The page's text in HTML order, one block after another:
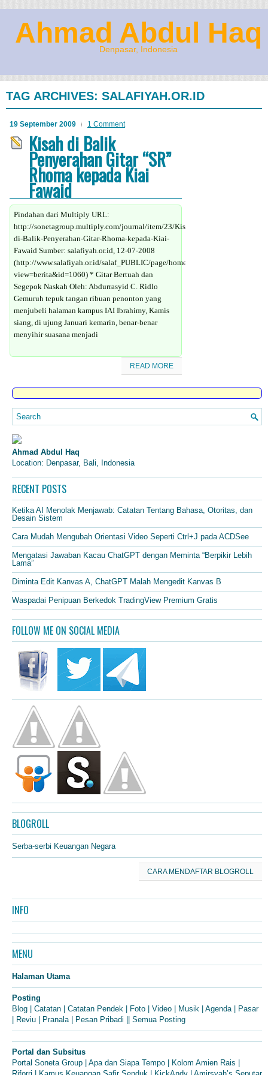
Ahmad Abdul Haq
Denpasar, Indonesia
TAG ARCHIVES: SALAFIYAH.OR.ID
19 September 2009 1 Comment
Kisah di Balik
Penyerahan Gitar “SR”
Rhoma kepada Kiai
Fawaid
Pindahan dari Multiply URL:
http://sonetagroup.multiply.com/journal/item/23/Kisah-
di-Balik-Penyerahan-Gitar-Rhoma-kepada-Kiai-
Fawaid Sumber: salafiyah.or.id, 12-07-2008
(http://www.salafiyah.or.id/salaf_PUBLIC/page/home/view.php?
view=berita&id=1060) * Gitar Bertuah dan
Segepok Naskah Oleh: Abdurrasyid C. Ridlo
Gemuruh tepuk tangan ribuan penonton yang
menjubeli halaman kampus IAI Ibrahimy, Kamis
siang, di ujung Januari kemarin, benar-benar
menyihir suasana menjadi
READ MORE
Ahmad Abdul Haq
Location: Denpasar, Bali, Indonesia
RECENT POSTS
Ketika AI Menolak Menjawab: Catatan Tentang Bahasa, Otoritas, dan
Desain Sistem
Cara Mudah Mengubah Orientasi Video Seperti Ctrl+J pada ACDSee
Mengatasi Jawaban Kacau ChatGPT dengan Meminta “Berpikir Lebih
Lama”
Diminta Edit Kanvas A, ChatGPT Malah Mengedit Kanvas B
Waspadai Penipuan Berkedok TradingView Premium Gratis
FOLLOW ME ON SOCIAL MEDIA
BLOGROLL
Serba-serbi Keuangan Negara
CARA MENDAFTAR BLOGROLL
INFO
MENU
Halaman Utama
Posting
Blog | Catatan | Catatan Pendek | Foto | Video | Musik | Agenda | Pasar
| Reviu | Pranala | Pesan Pribadi || Semua Posting
Portal dan Subsitus
Portal Soneta Group | Apa dan Siapa Tempo | Kolom Amien Rais |